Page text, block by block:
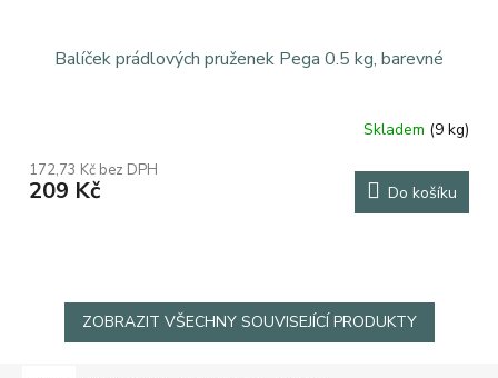
Balíček prádlových pruženek Pega 0.5 kg, barevné
produktu
je
Skladem (9 kg)
172,73 Kč bez DPH
209 Kč Do košíku
ZOBRAZIT VŠECHNY SOUVISEJÍCÍ PRODUKTY